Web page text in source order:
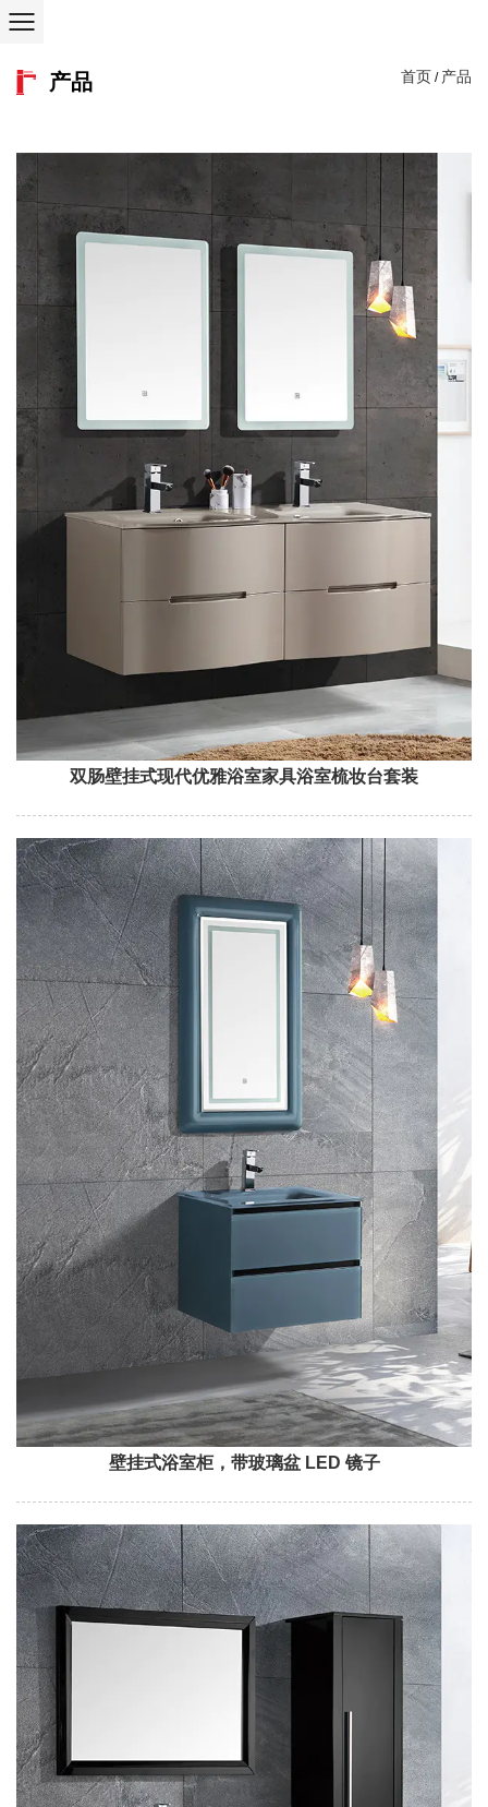
首页 / 产品
产品
双肠壁挂式现代优雅浴室家具浴室梳妆台套装
壁挂式浴室柜，带玻璃盆 LED 镜子